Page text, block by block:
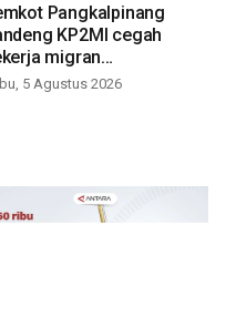
Pangkalpinang
KP2MI cegah
migran
5 Agustus 2026